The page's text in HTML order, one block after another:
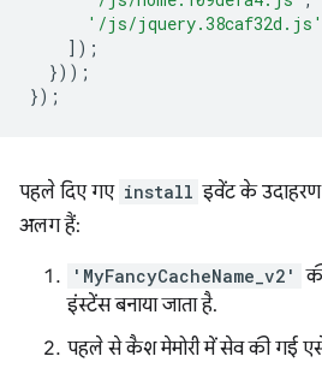
'/js/jquery.38caf32d.js'
]);
}));
});
पहले दिए गए install इवेंट के
अलग हैं:
'MyFancyCacheName_v2'
इंस्टेंस बनाया जाता है.
पहले से कैश मेमोरी में सेव की गई